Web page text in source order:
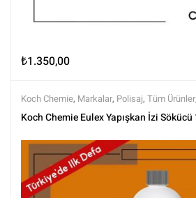
₺1.350,00
Koch Chemie, Markalar, Polisaj, Tüm Ürünler,
Arındırıcılar,Yüzey Temizleyici ve
Koch Chemie Eulex Yapışkan İzi